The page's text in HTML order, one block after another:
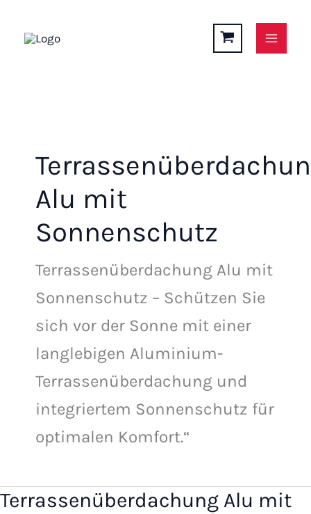
springen
Alu mit
Sonnenschutz
Terrassenüberdachung Alu mit
Sonnenschutz – Schützen Sie
sich vor der Sonne mit einer
langlebigen Aluminium-
Terrassenüberdachung und
integriertem Sonnenschutz für
optimalen Komfort.“
Terrassenüberdachung Alu mit
Terrassenüberdachung